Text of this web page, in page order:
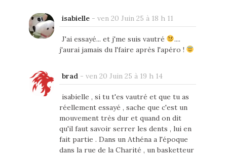
isabielle- ven 20 Juin 25 à 18 h 11
J'ai essayé... et j'me suis vautré
....
j'aurai jamais du l'faire après l'apéro !
brad - ven 20 Juin 25 à 19 h 14
isabielle , si tu t'es vautré et que tu as
réellement essayé , sache que c'est un
mouvement très dur et quand on dit
qu'il faut savoir serrer les dents , lui en
fait partie . Dans un Athéna a l'époque
dans la rue de la Charité , un basketteur